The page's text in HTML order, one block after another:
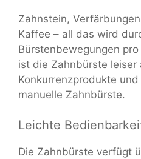
Zahnstein,
Kaffee – all das wird
Bürstenbewegungen
ist die Zahnbürste leiser
Konkurrenzprodukte
manuelle Zahnbürste.
Leichte
Die Zahnbürste verfügt